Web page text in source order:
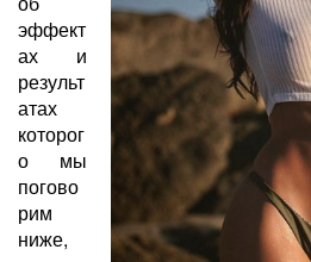
эффект
ах и
результ
атах
которог
о мы
погово
рим
ниже,